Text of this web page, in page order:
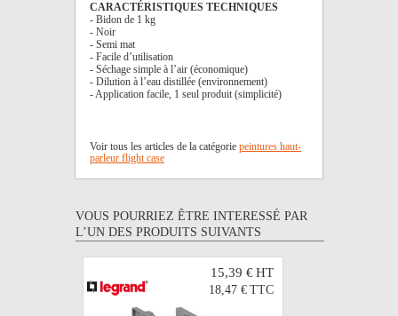
CARACTÉRISTIQUES TECHNIQUES
- Bidon de 1 kg
- Noir
- Semi mat
- Facile d’utilisation
- Séchage simple à l’air (économique)
- Dilution à l’eau distillée (environnement)
- Application facile, 1 seul produit (simplicité)
Voir tous les articles de la catégorie peintures haut-
parleur flight case
VOUS POURRIEZ ÊTRE INTERESSÉ PAR
L’UN DES PRODUITS SUIVANTS
15,39 €HT
18,47 € TTC